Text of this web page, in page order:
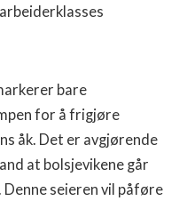
bare
for å frigjøre
åk. Det er avgjørende
at bolsjevikene går
seieren vil påføre